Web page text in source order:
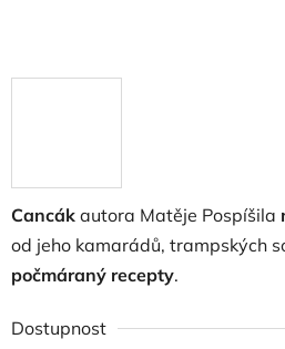
Cancák autora Matěje Pospíšila
od jeho kamarádů, trampských
počmáraný recepty.
Dostupnost